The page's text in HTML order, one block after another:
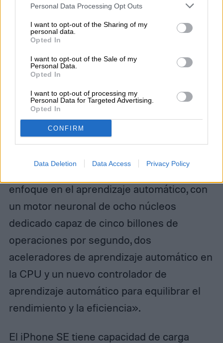
Personal Data Processing Opt Outs
I want to opt-out of the Sharing of my
personal data.
Opted In
I want to opt-out of the Sale of my
Personal Data.
Opted In
I want to opt-out of processing my
Personal Data for Targeted Advertising.
Opted In
CONFIRM
Data Deletion Data Access Privacy Policy
El A13 Bionic fue «construido con un
enfoque en el aprendizaje automático, con
un motor neuronal de ocho núcleos
dedicado capaz de cinco billones de
operaciones por segundo, dos
aceleradores de aprendizaje automático en
la CPU y un nuevo controlador de
aprendizaje automático para equilibrar el
rendimiento y la eficiencia».
El iPhone SE tiene capacidad de carga